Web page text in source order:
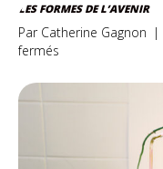
LES FORMES DE L’AVENIR
Par Catherine Gagnon |
fermés
formes